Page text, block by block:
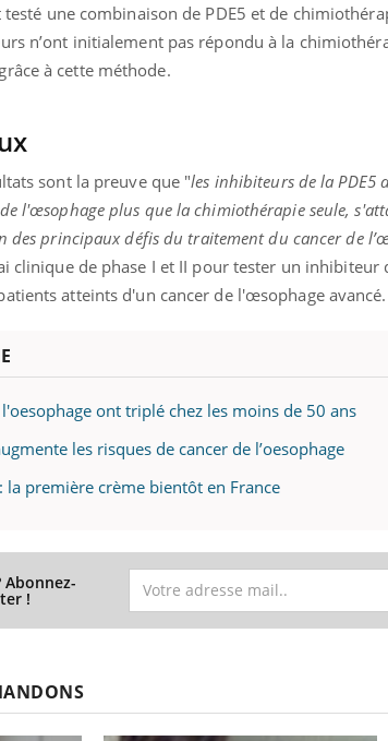
une combinaison de PDE5 et de
n’ont initialement pas répondu à la
à cette méthode.
sont la preuve que "les inhibiteurs de la PDE5
l'œsophage plus que la chimiothérapie seule,
des principaux défis du traitement du cancer de
clinique de phase I et II pour tester un inhibiteur
atteints d'un cancer de l'œsophage avancé.
l'oesophage ont triplé chez les moins de 50 ans
les risques de cancer de l’oesophage
la première crème bientôt en France
Abonnez-
!